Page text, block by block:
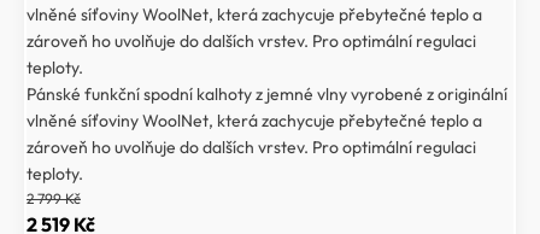
vlněné síťoviny WoolNet, která zachycuje přebytečné teplo a
zároveň ho uvolňuje do dalších vrstev. Pro optimální regulaci
teploty.
Pánské funkční spodní kalhoty z jemné vlny vyrobené z originální
vlněné síťoviny WoolNet, která zachycuje přebytečné teplo a
zároveň ho uvolňuje do dalších vrstev. Pro optimální regulaci
teploty.
2 799Kč
Původní
2 519 KčAktuální